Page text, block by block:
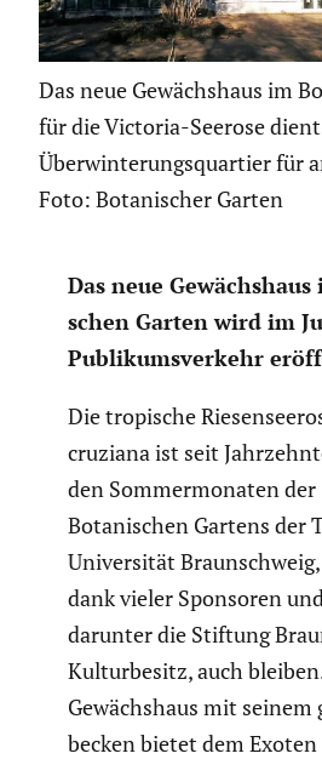
Das neue Gewächshaus im
für die Victoria-Seerose
Überwinterungsquartier für
Foto: Botanischer Garten
Das neue
schen Garten wird im
Publi­kums­ver­kehr
Die tropische
cruziana ist seit
den Sommer­mo­naten der
Botani­schen Gartens der
Univer­sität
dank vieler Sponsoren
darunter die Stiftung
Kultur­be­sitz, auch
Gewächs­haus mit
be­cken bietet dem